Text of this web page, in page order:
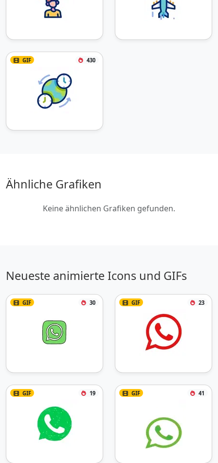
GIF 430
Ähnliche Grafiken
Keine ähnlichen Grafiken gefunden.
Neueste animierte Icons und GIFs
GIF 30 GIF 23
GIF 19 GIF 41